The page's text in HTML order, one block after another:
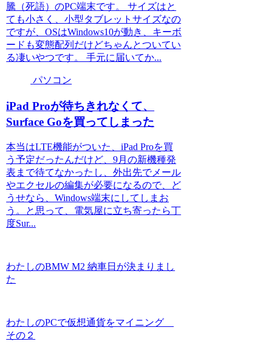
騰（死語）のPC端末です。 サイズはと
ても小さく、小型タブレットサイズなの
ですが、OSはWindows10が動き、キーボ
ードも変態配列だけどちゃんとついてい
る凄いやつです。 手元に届いてか...
パソコン
iPad Proが待ちきれなくて、
Surface Goを買ってしまった
本当はLTE機能がついた、iPad Proを買
う予定だったんだけど、9月の新機種発
表まで待てなかったし、外出先でメール
やエクセルの編集が必要になるので、ど
うせなら、Windows端末にしてしまお
う。と思って、電気屋に立ち寄ったら丁
度Sur...
わたしのBMW M2 納車日が決まりまし
た
わたしのPCで仮想通貨をマイニング
その２